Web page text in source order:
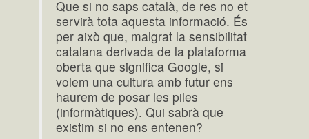
Que si no saps català, de res no et
servirà tota aquesta informació. És
per això que, malgrat la sensibilitat
catalana derivada de la plataforma
oberta que significa Google, si
volem una cultura amb futur ens
haurem de posar les piles
(informàtiques). Qui sabrà que
existim si no ens entenen?